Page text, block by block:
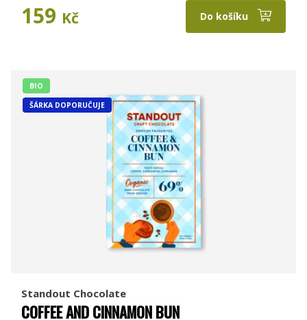
159 Kč Do košíku
BIO
ŠÁRKA DOPORUČUJE
Standout Chocolate
COFFEE AND CINNAMON BUN